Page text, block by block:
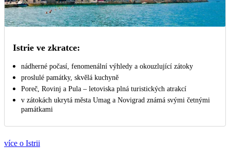
Istrie ve zkratce:
nádherné počasí, fenomenální výhledy a okouzlující zátoky
proslulé památky, skvělá kuchyně
Poreč, Rovinj a Pula – letoviska plná turistických atrakcí
v zátokách ukrytá města Umag a Novigrad známá svými četnými
památkami
více o Istrii